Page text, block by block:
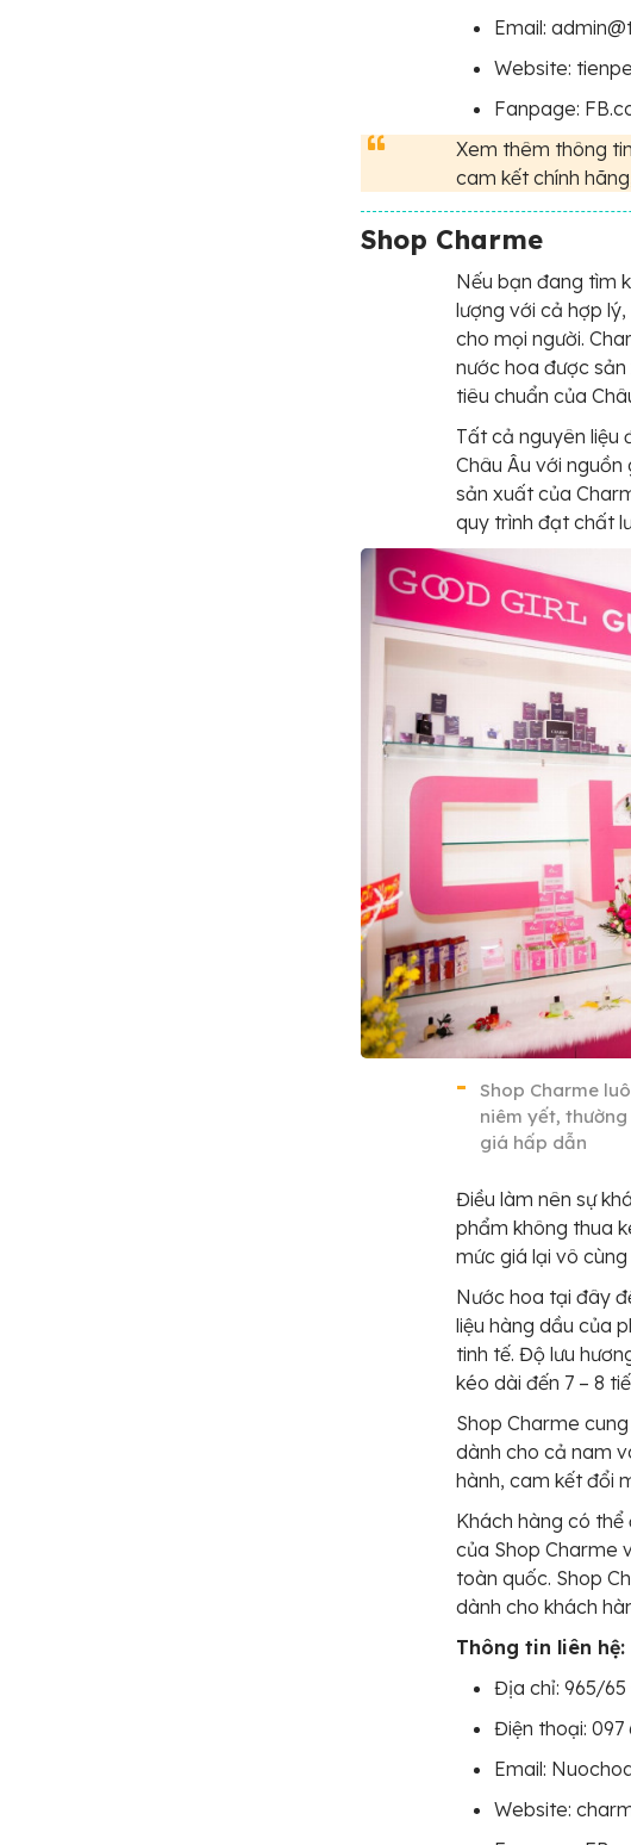
Email:
Website:
Fanpage:
Xem thêm thông
cam kết chính
Shop Charme
Nếu bạn đang tìm
lượng với cả hợp
cho mọi người.
nước hoa được
tiêu chuẩn của
Tất cả nguyên liệu
Châu Âu với
sản xuất của
quy trình đạt chất
Shop Charme
niêm yết,
giá hấp dẫn
Điều làm nên sự
phẩm không thua
mức giá lại vô cùng
Nước hoa tại đây
liệu hàng dầu của
tinh tế. Độ lưu
kéo dài đến 7 – 8
Shop Charme
dành cho cả nam
hành, cam kết đổi
Khách hàng có
của Shop Charme
toàn quốc. Shop
dành cho khách
Thông tin liên hệ:
Địa chỉ: 965/65
Điện thoại: 097
Email:
Website: